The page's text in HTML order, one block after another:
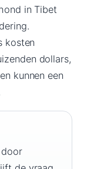
in Tibet
kosten
dollars,
kunnen een